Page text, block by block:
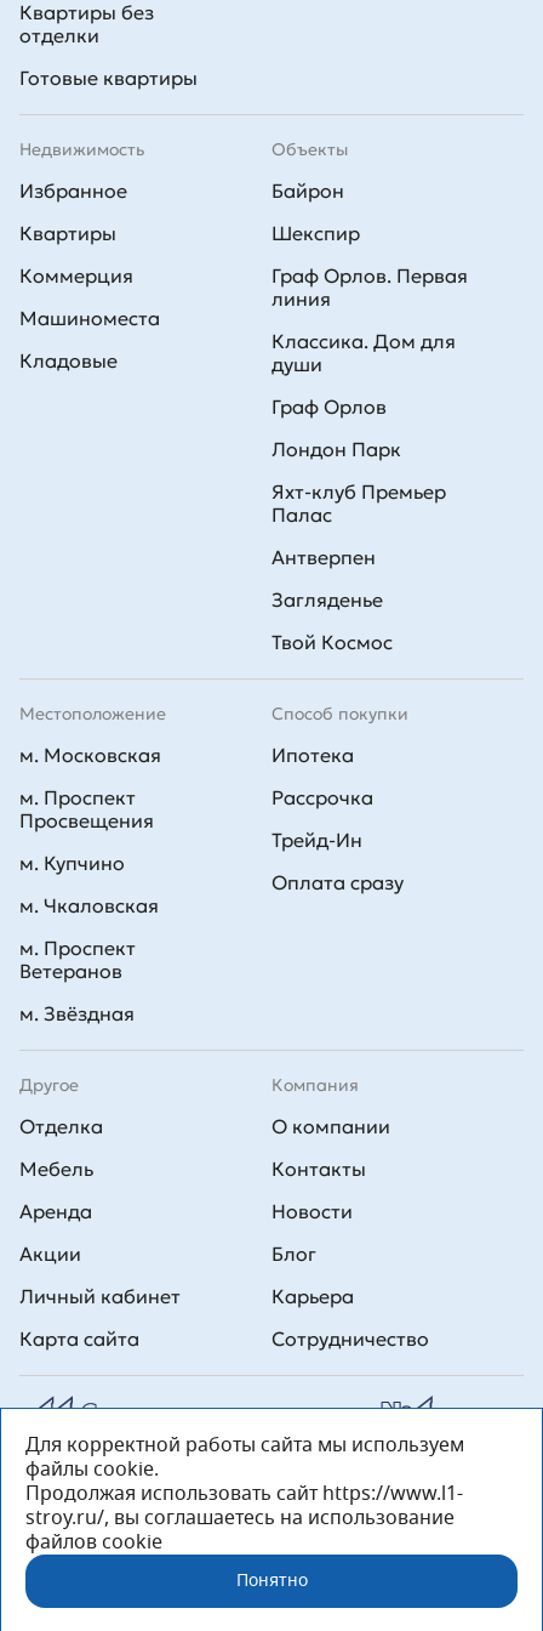
Квартиры без
отделки
Готовые квартиры
Недвижимость
Избранное
Квартиры
Коммерция
Машиноместа
Кладовые
Способ покупки
Ипотека
Рассрочка
Трейд-Ин
Оплата сразу
Объекты
Байрон
Шекспир
Граф Орлов. Первая
линия
Классика. Дом для
души
Граф Орлов
Лондон Парк
Яхт-клуб Премьер
Палас
Антверпен
Загляденье
Твой Космос
Другое
Отделка
Мебель
Аренда
Акции
Личный кабинет
Карта сайта
Компания
О компании
Контакты
Новости
Блог
Карьера
Сотрудничество
Местоположение
м. Московская
м. Проспект
Просвещения
м. Купчино
м. Чкаловская
м. Проспект
Ветеранов
м. Звёздная
Все права на публикуемые на сайте материалы принадлежат
ООО Л1 Строительная комания №1. Любая информация,
представленная на данном сайте, носит исключительно
информационный характер и ни при каких условиях не является
публичной офертой, определяемой положениями статьи 437 ГК РФ.
«ООО «Л1 Строительная Компания №1» 196233, Санкт-Петербург, ул.
Орджоникидзе, д. 52, литер А, пом. 92-Н, офис 4 ИНН 7810269443,
ОГРН 1027804853559»
Для корректной работы сайта мы используем
файлы cookie.
Продолжая использовать сайт https://www.l1-
stroy.ru/, вы соглашаетесь на использование
файлов cookie
Понятно